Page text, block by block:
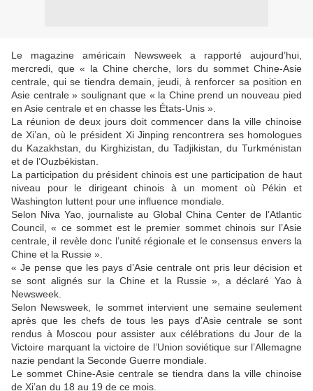
Le magazine américain Newsweek a rapporté aujourd’hui,
mercredi, que « la Chine cherche, lors du sommet Chine-Asie
centrale, qui se tiendra demain, jeudi, à renforcer sa position en
Asie centrale » soulignant que « la Chine prend un nouveau pied
en Asie centrale et en chasse les États-Unis ».
La réunion de deux jours doit commencer dans la ville chinoise
de Xi’an, où le président Xi Jinping rencontrera ses homologues
du Kazakhstan, du Kirghizistan, du Tadjikistan, du Turkménistan
et de l’Ouzbékistan.
La participation du président chinois est une participation de haut
niveau pour le dirigeant chinois à un moment où Pékin et
Washington luttent pour une influence mondiale.
Selon Niva Yao, journaliste au Global China Center de l’Atlantic
Council, « ce sommet est le premier sommet chinois sur l’Asie
centrale, il revèle donc l’unité régionale et le consensus envers la
Chine et la Russie ».
« Je pense que les pays d’Asie centrale ont pris leur décision et
se sont alignés sur la Chine et la Russie », a déclaré Yao à
Newsweek.
Selon Newsweek, le sommet intervient une semaine seulement
après que les chefs de tous les pays d’Asie centrale se sont
rendus à Moscou pour assister aux célébrations du Jour de la
Victoire marquant la victoire de l’Union soviétique sur l’Allemagne
nazie pendant la Seconde Guerre mondiale.
Le sommet Chine-Asie centrale se tiendra dans la ville chinoise
de Xi’an du 18 au 19 de ce mois.